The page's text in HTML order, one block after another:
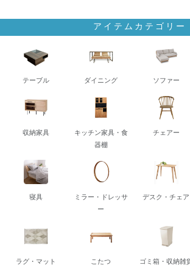
アイテムカテゴリー
テーブル ダイニング ソファー
収納家具
キッチン家具・食
器棚
チェアー
寝具
ミラー・ドレッサ
ー
デスク・チェア
ラグ・マット こたつ ゴミ箱・収納雑